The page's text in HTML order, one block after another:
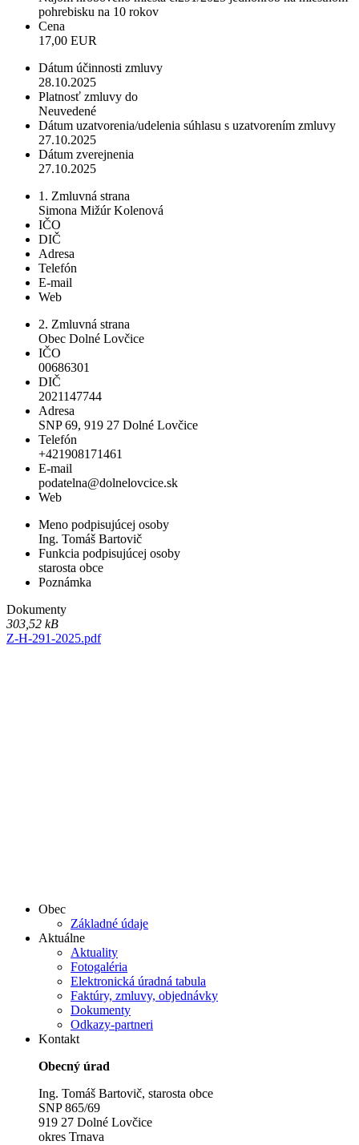
pohrebisku na 10 rokov
Cena
17,00 EUR
Dátum účinnosti zmluvy
28.10.2025
Platnosť zmluvy do
Neuvedené
Dátum uzatvorenia/udelenia súhlasu s uzatvorením zmluvy
27.10.2025
Dátum zverejnenia
27.10.2025
1. Zmluvná strana
Simona Mižúr Kolenová
IČO
DIČ
Adresa
Telefón
E-mail
Web
2. Zmluvná strana
Obec Dolné Lovčice
IČO
00686301
DIČ
2021147744
Adresa
SNP 69, 919 27 Dolné Lovčice
Telefón
+421908171461
E-mail
podatelna@dolnelovcice.sk
Web
Meno podpisujúcej osoby
Ing. Tomáš Bartovič
Funkcia podpisujúcej osoby
starosta obce
Poznámka
Dokumenty
303,52 kB
Z-H-291-2025.pdf
Obec
Základné údaje
Aktuálne
Aktuality
Fotogaléria
Elektronická úradná tabula
Faktúry, zmluvy, objednávky
Dokumenty
Odkazy-partneri
Kontakt
Obecný úrad
Ing. Tomáš Bartovič, starosta obce
SNP 865/69
919 27 Dolné Lovčice
okres Trnava